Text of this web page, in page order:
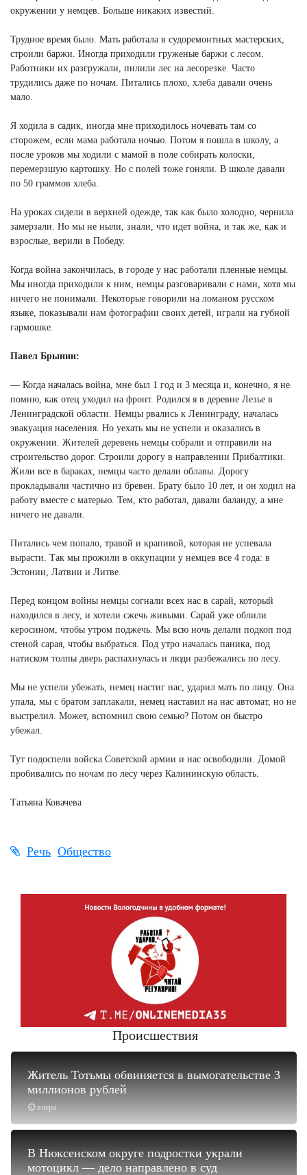
окружении у немцев. Больше никаких известий.
Трудное время было. Мать работала в судоремонтных мастерских,
строили баржи. Иногда приходили груженые баржи с лесом.
Работники их разгружали, пилили лес на лесорезке. Часто
трудились даже по ночам. Питались плохо, хлеба давали очень
мало.
Я ходила в садик, иногда мне приходилось ночевать там со
сторожем, если мама работала ночью. Потом я пошла в школу, а
после уроков мы ходили с мамой в поле собирать колоски,
перемерзшую картошку. Но с полей тоже гоняли. В школе давали
по 50 граммов хлеба.
На уроках сидели в верхней одежде, так как было холодно, чернила
замерзали. Но мы не ныли, знали, что идет война, и так же, как и
взрослые, верили в Победу.
Когда война закончилась, в городе у нас работали пленные немцы.
Мы иногда приходили к ним, немцы разговаривали с нами, хотя мы
ничего не понимали. Некоторые говорили на ломаном русском
языке, показывали нам фотографии своих детей, играли на губной
гармошке.
Павел Брынин:
— Когда началась война, мне был 1 год и 3 месяца и, конечно, я не
помню, как отец уходил на фронт. Родился я в деревне Лезье в
Ленинградской области. Немцы рвались к Ленинграду, началась
эвакуация населения. Но уехать мы не успели и оказались в
окружении. Жителей деревень немцы собрали и отправили на
строительство дорог. Строили дорогу в направлении Прибалтики.
Жили все в бараках, немцы часто делали облавы. Дорогу
прокладывали частично из бревен. Брату было 10 лет, и он ходил на
работу вместе с матерью. Тем, кто работал, давали баланду, а мне
ничего не давали.
Питались чем попало, травой и крапивой, которая не успевала
вырасти. Так мы прожили в оккупации у немцев все 4 года: в
Эстонии, Латвии и Литве.
Перед концом войны немцы согнали всех нас в сарай, который
находился в лесу, и хотели сжечь живыми. Сарай уже облили
керосином, чтобы утром поджечь. Мы всю ночь делали подкоп под
стеной сарая, чтобы выбраться. Под утро началась паника, под
натиском толпы дверь распахнулась и люди разбежались по лесу.
Мы не успели убежать, немец настиг нас, ударил мать по лицу. Она
упала, мы с братом заплакали, немец наставил на нас автомат, но не
выстрелил. Может, вспомнил свою семью? Потом он быстро
убежал.
Тут подоспели войска Советской армии и нас освободили. Домой
пробивались по ночам по лесу через Калининскую область.
Татьяна Ковачева
Речь Общество
Происшествия
вчера
Житель Тотьмы обвиняется в вымогательстве 3
миллионов рублей
В Нюксенском округе подростки украли
мотоцикл — дело направлено в суд